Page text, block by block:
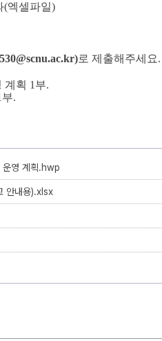
(엑셀파일)
로 제출해주세요.
계획 1 부.
부.
운영 계획.hwp
안내용).xlsx